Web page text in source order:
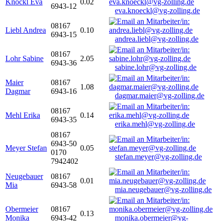
Knöckl Eva
6943-12
0.02
eva.knoeckl@vg-zolling.de
Liebl Andrea
08167
6943-15
0.10
andrea.liebl@vg-zolling.de
Lohr Sabine
08167
6943-36
2.05
sabine.lohr@vg-zolling.de
Maier
Dagmar
08167
6943-16
1.08
dagmar.maier@vg-zolling.de
Mehl Erika
08167
6943-35
0.14
erika.mehl@vg-zolling.de
Meyer Stefan
08167
6943-50
0170
7942402
0.05
stefan.meyer@vg-zolling.de
Neugebauer
Mia
08167
6943-58
0.01
mia.neugebauer@vg-zolling.de
Obermeier
Monika
08167
6943-42
0.13
monika.obermeier@vg-